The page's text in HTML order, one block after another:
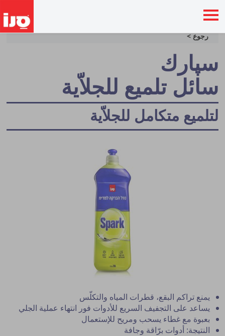
رجوع >
سپارك
سائل تلميع للجلاّية
لتلميع متكامل للجلاّية
يمنع تراكم البقع، قطرات المياه والتكلّس
يساعد على التجفيف السريع للأدوات فور انتهاء عملية الجلي
بعبوة مع غطاء يسحب ومريح للإستعمال
النتيجة: أدوات برّاقة وجافة